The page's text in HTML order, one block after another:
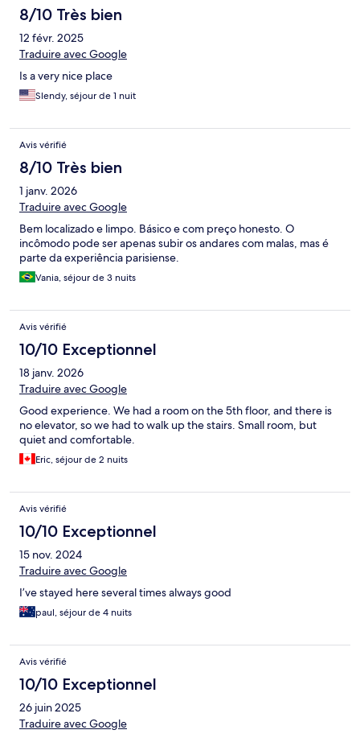
8/10 Très bien
12 févr. 2025
Traduire avec Google
Is a very nice place
Slendy, séjour de 1 nuit
Avis vérifié
8/10 Très bien
1 janv. 2026
Traduire avec Google
Bem localizado e limpo. Básico e com preço honesto. O
incômodo pode ser apenas subir os andares com malas, mas é
parte da experiência parisiense.
Vania, séjour de 3 nuits
Avis vérifié
10/10 Exceptionnel
18 janv. 2026
Traduire avec Google
Good experience. We had a room on the 5th floor, and there is
no elevator, so we had to walk up the stairs. Small room, but
quiet and comfortable.
Eric, séjour de 2 nuits
Avis vérifié
10/10 Exceptionnel
15 nov. 2024
Traduire avec Google
I’ve stayed here several times always good
paul, séjour de 4 nuits
Avis vérifié
10/10 Exceptionnel
26 juin 2025
Traduire avec Google